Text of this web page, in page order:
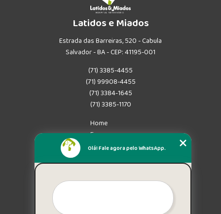
Latidos e Miados
Estrada das Barreiras, 520 - Cabula
Salvador - BA - CEP: 41195-001
(71) 3385-4455
(71) 99908-4455
(71) 3384-1645
(71) 3385-1170
Home
Empresa
Missão
Mapa do site
Olá! Fale agora pelo WhatsApp.